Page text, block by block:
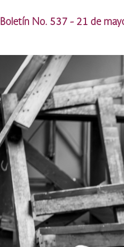
Boletín No. 537 - 21 de